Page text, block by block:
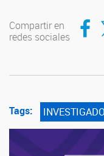
Compartir en
redes sociales
Tags: